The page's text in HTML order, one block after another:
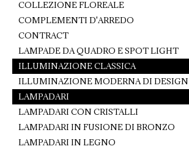
COLLEZIONE FLOREALE
COMPLEMENTI D'ARREDO
CONTRACT
LAMPADE DA QUADRO E SPOT LIGHT
ILLUMINAZIONE CLASSICA
ILLUMINAZIONE MODERNA DI DESIGN
LAMPADARI
LAMPADARI CON CRISTALLI
LAMPADARI IN FUSIONE DI BRONZO
LAMPADARI IN LEGNO